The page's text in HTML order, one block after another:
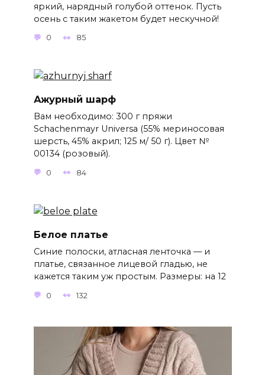
яркий, нарядный голубой оттенок. Пусть
осень с таким жакетом будет нескучной!
0 85
Ажурный шарф
Вам необходимо: 300 г пряжи
Schachenmayr Universa (55% мериносовая
шерсть, 45% акрил; 125 м/ 50 г). Цвет №
00134 (розовый).
0 84
Белое платье
Синие полоски, атласная ленточка — и
платье, связанное лицевой гладью, не
кажется таким уж простым. Размеры: на 12
0 132